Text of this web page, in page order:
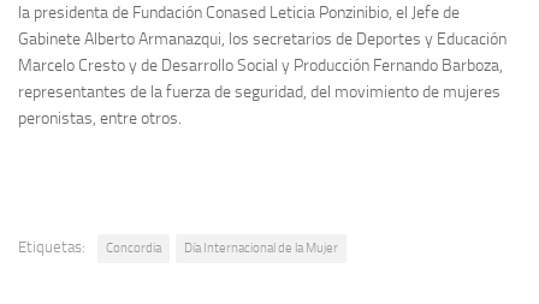
la presidenta de Fundación Conased Leticia Ponzinibio, el Jefe de
Gabinete Alberto Armanazqui, los secretarios de Deportes y Educación
Marcelo Cresto y de Desarrollo Social y Producción Fernando Barboza,
representantes de la fuerza de seguridad, del movimiento de mujeres
peronistas, entre otros.
Etiquetas: Concordia Día Internacional de la Mujer